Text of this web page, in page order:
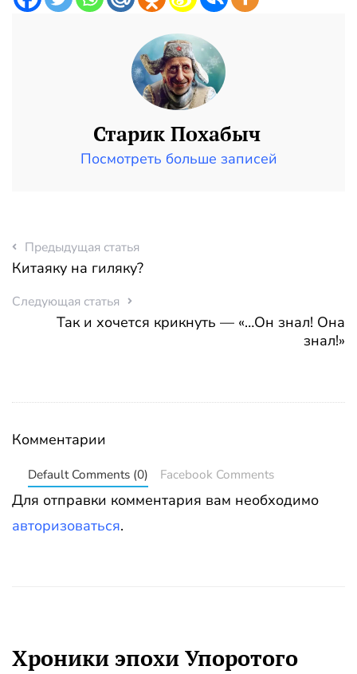
Старик Похабыч
Посмотреть больше записей
Предыдущая статья
Китаяку на гиляку?
Следующая статья
Так и хочется крикнуть — «…Он знал! Она
знал!»
Комментарии
Default Comments (0) Facebook Comments
Для отправки комментария вам необходимо
авторизоваться.
Хроники эпохи Упоротого